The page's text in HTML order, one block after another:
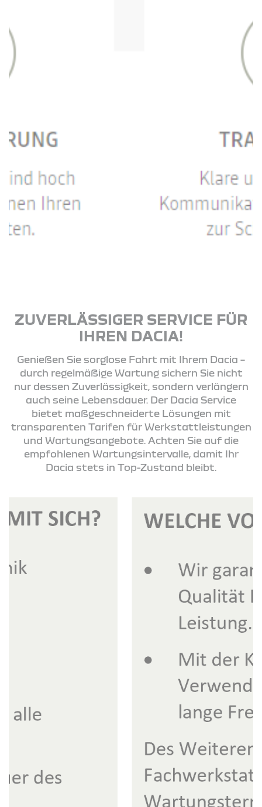
ZUVERLÄSSIGER SERVICE FÜR
IHREN DACIA!
Genießen Sie sorglose Fahrt mit Ihrem Dacia –
durch regelmäßige Wartung sichern Sie nicht
nur dessen Zuverlässigkeit, sondern verlängern
auch seine Lebensdauer. Der Dacia Service
bietet maßgeschneiderte Lösungen mit
transparenten Tarifen für Werkstattleistungen
und Wartungsangebote. Achten Sie auf die
empfohlenen Wartungsintervalle, damit Ihr
Dacia stets in Top-Zustand bleibt.